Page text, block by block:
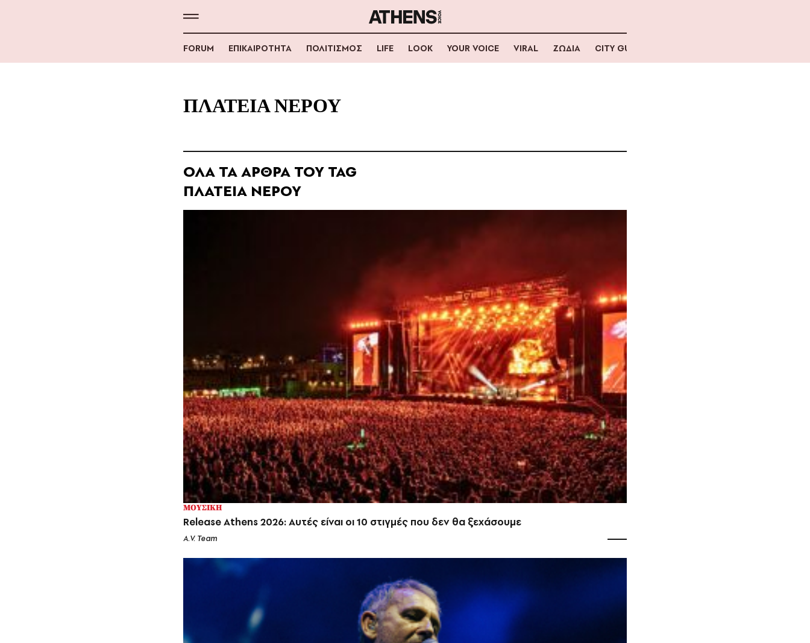
FORUM ΕΠΙΚΑΙΡΟΤΗΤΑ ΠΟΛΙΤΙΣΜΟΣ LIFE LOOK YOUR VOICE VIRAL ΖΩΔΙΑ CITY GUIDE
ΠΛΑΤΕΙΑ ΝΕΡΟΥ
ΟΛΑ ΤΑ ΑΡΘΡΑ ΤΟΥ TAG
ΠΛΑΤΕΙΑ ΝΕΡΟΥ
ΜΟΥΣΙΚΗ
Release Athens 2026: Αυτές είναι οι 10 στιγμές που δεν θα ξεχάσουμε
A.V. Team